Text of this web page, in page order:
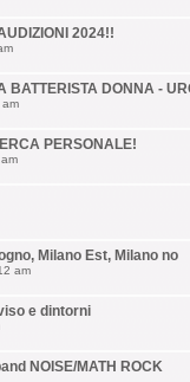
2024!!
BATTERISTA DONNA -
PERSONALE!
Milano Est, Milano no
am
e dintorni
NOISE/MATH ROCK